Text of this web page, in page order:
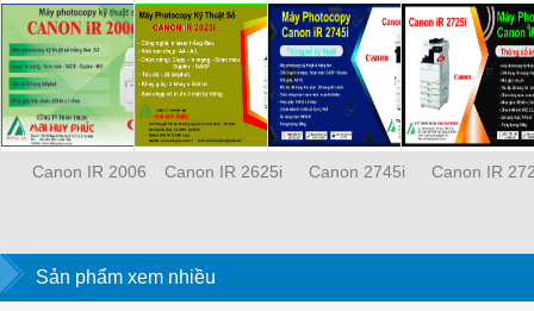
Canon IR 2006 Canon IR 2625i Canon 2745i Canon IR
Sản phẩm xem nhiều